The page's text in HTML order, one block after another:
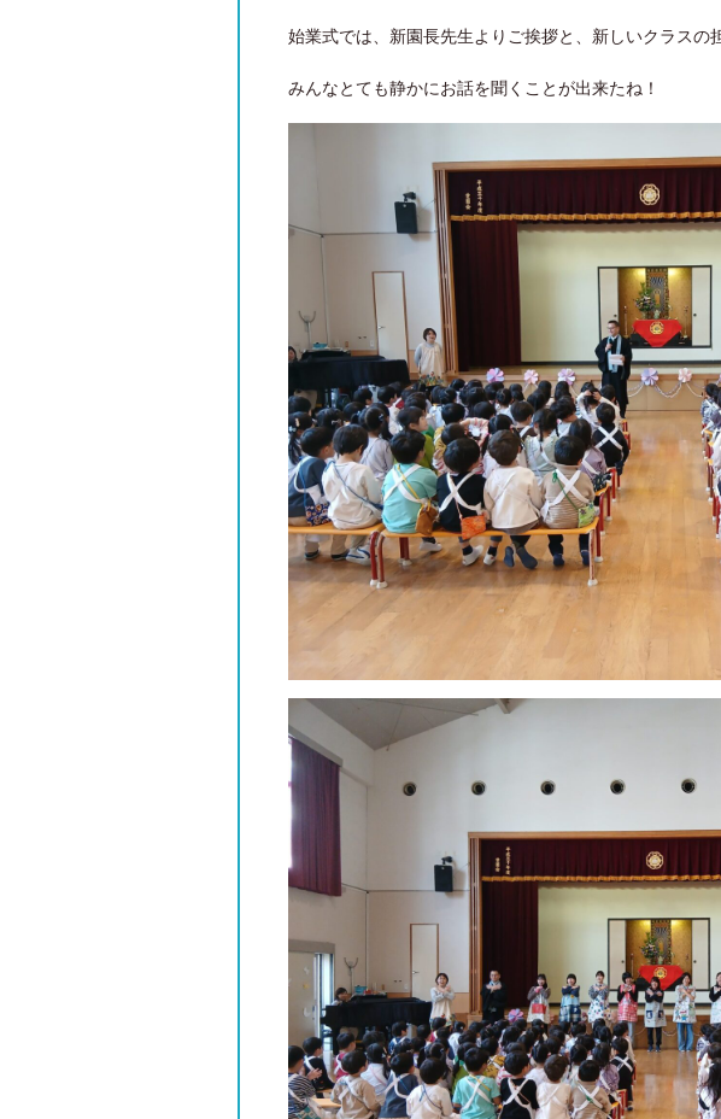
始業式では、新園長先生よりご挨拶と、新しいクラスの
みんなとても静かにお話を聞くことが出来たね！